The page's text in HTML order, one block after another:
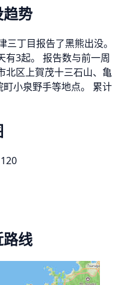
势
丁目报告了黑熊出没。
有3起。 报告数与前一周
北区上賀茂十三石山、亀
小泉野手等地点。 累计
线